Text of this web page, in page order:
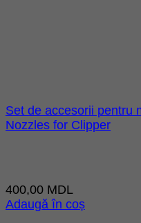
Set de accesorii pentru
Nozzles for Clipper
400,00 MDL
Adaugă în coș